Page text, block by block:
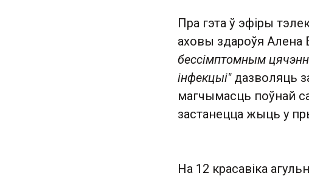
Пра гэта ў эфіры
аховы здароўя Алена
бессімптомным
інфекцыі"дазволяць
магчымасць поўнай
застанецца жыць у
На 12 красавіка